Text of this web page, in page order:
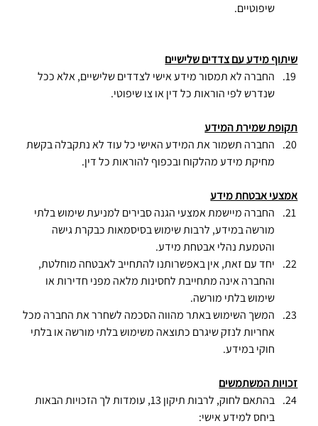
שיפוטיים.
שיתוף מידע עם צדדים שלישיים
החברה לא תמסור מידע אישי לצדדים שלישיים, אלא ככל
שנדרש לפי הוראות כל דין או צו שיפוטי.
תקופת שמירת המידע
החברה תשמור את המידע האישי כל עוד לא נתקבלה בקשת
מחיקת מידע מהלקוח ובכפוף להוראות כל דין.
אמצעי אבטחת מידע
החברה מיישמת אמצעי הגנה סבירים למניעת שימוש בלתי
מורשה במידע, לרבות שימוש בסיסמאות כבקרת גישה
והטמעת נהלי אבטחת מידע.
יחד עם זאת, אין באפשרותנו להתחייב לאבטחה מוחלטת,
והחברה אינה מתחייבת לחסינות מלאה מפני חדירות או
שימוש בלתי מורשה.
המשך השימוש באתר מהווה הסכמה לשחרר את החברה מכל
אחריות לנזק שיגרם כתוצאה משימוש בלתי מורשה או בלתי
חוקי במידע.
זכויות המשתמשים
בהתאם לחוק, לרבות תיקון 13, עומדות לך הזכויות הבאות
ביחס למידע אישי: